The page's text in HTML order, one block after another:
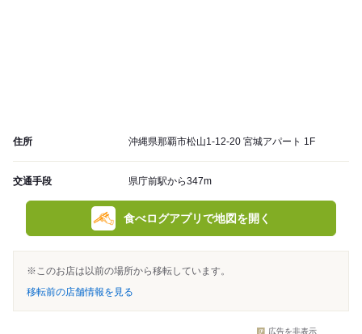
住所 沖縄県那覇市松山1-12-20 宮城アパート 1F
交通手段 県庁前駅から347m
食べログアプリで地図を開く
※このお店は以前の場所から移転しています。
移転前の店舗情報を見る
広告を非表示